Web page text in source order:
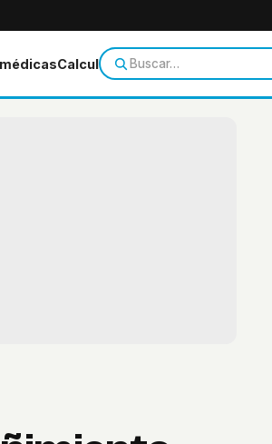
CalculadorasTemas de salud